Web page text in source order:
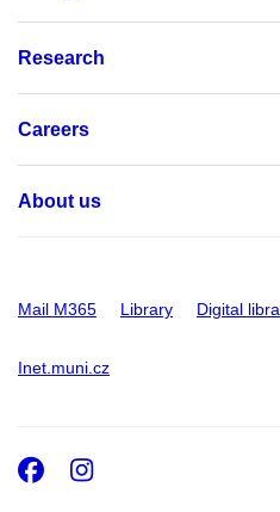
Research
Careers
About us
Mail M365 Library Digital
Inet.muni.cz
Facebook
Instagram